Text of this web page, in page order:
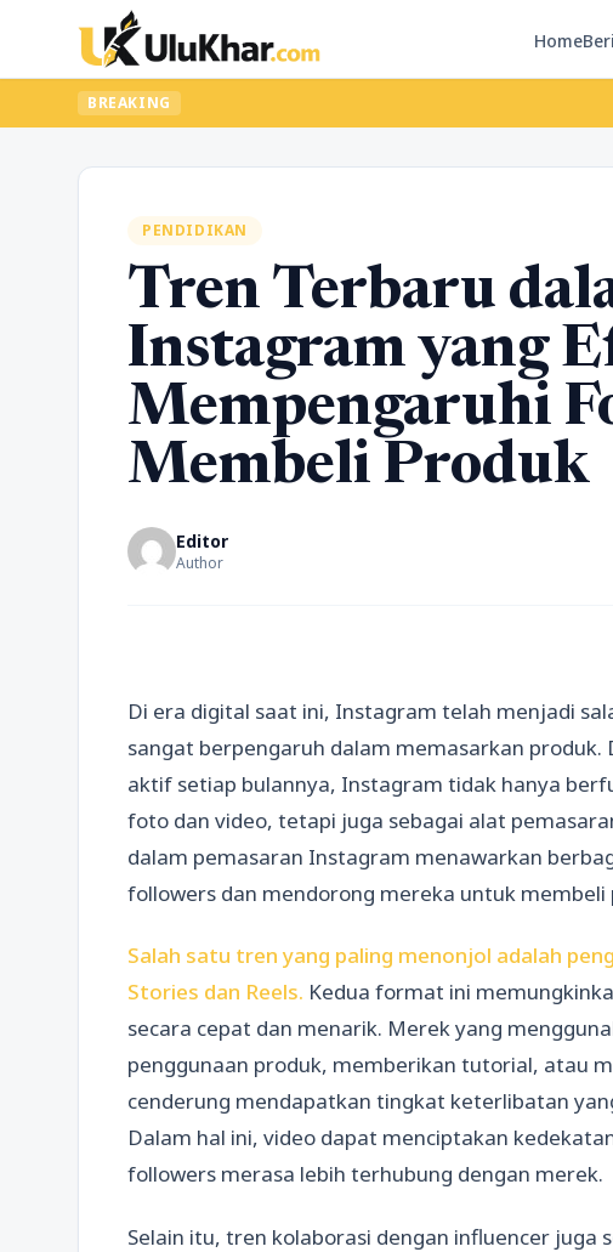
Home
BREAKING
PENDIDIKAN
Tren Terbaru
Instagram yang
Mempengaruhi
Membeli Produk
Editor
Author
Di era digital saat ini, Instagram telah menjadi
sangat berpengaruh dalam memasarkan
aktif setiap bulannya, Instagram tidak hanya
foto dan video, tetapi juga sebagai alat
dalam pemasaran Instagram menawarkan
followers dan mendorong mereka untuk membeli
Salah satu tren yang paling menonjol adalah
Stories dan Reels. Kedua format ini
secara cepat dan menarik. Merek yang
penggunaan produk, memberikan tutorial, atau
cenderung mendapatkan tingkat keterlibatan
Dalam hal ini, video dapat menciptakan
followers merasa lebih terhubung dengan merek.
Selain itu, tren kolaborasi dengan influencer